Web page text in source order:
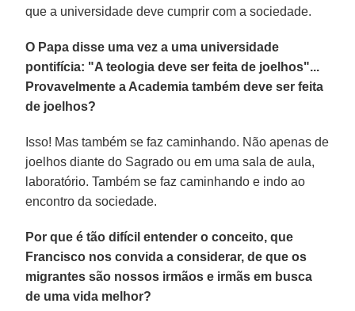
que a universidade deve cumprir com a sociedade.
O Papa disse uma vez a uma universidade
pontifícia: "A teologia deve ser feita de joelhos"...
Provavelmente a Academia também deve ser feita
de joelhos?
Isso! Mas também se faz caminhando. Não apenas de
joelhos diante do Sagrado ou em uma sala de aula,
laboratório. Também se faz caminhando e indo ao
encontro da sociedade.
Por que é tão difícil entender o conceito, que
Francisco nos convida a considerar, de que os
migrantes são nossos irmãos e irmãs em busca
de uma vida melhor?